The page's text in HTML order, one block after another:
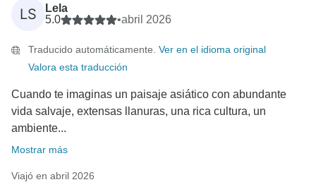
LS
Lela
5.0
•abril 2026
Traducido automáticamente. Ver en el idioma original
Valora esta traducción
Cuando te imaginas un paisaje asiático con abundante
vida salvaje, extensas llanuras, una rica cultura, un
ambiente...
Mostrar más
Viajó en abril 2026